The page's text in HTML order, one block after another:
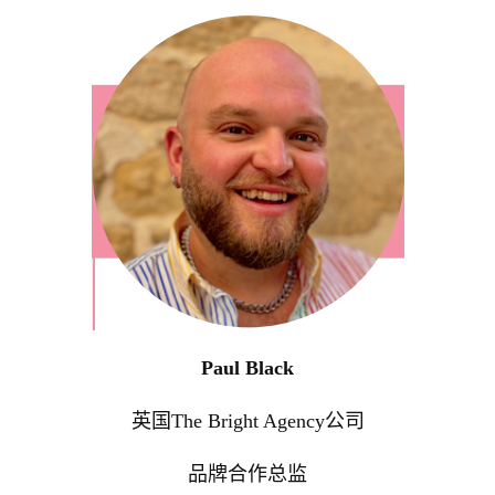
Paul Black
英国The Bright Agency公司
品牌合作总监